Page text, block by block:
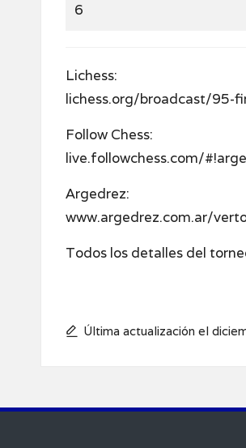
6
Lichess:
lichess.org/broadcast/95-
Follow Chess:
live.followchess.com/
Argedrez:
www.argedrez.com.ar/
Todos los detalles del
Última actualización el